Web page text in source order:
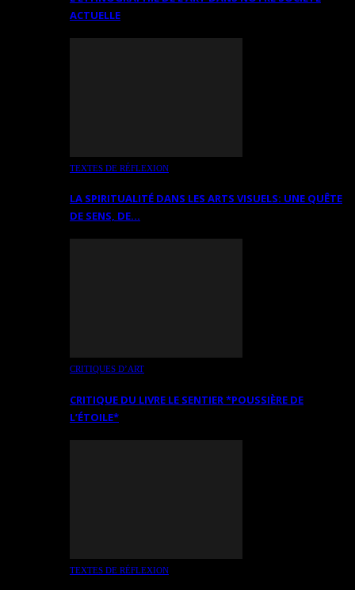
ACTUELLE
TEXTES DE RÉFLEXION
LA SPIRITUALITÉ DANS LES ARTS VISUELS: UNE QUÊTE
DE SENS, DE…
CRITIQUES D’ART
CRITIQUE DU LIVRE LE SENTIER *POUSSIÈRE DE
L’ÉTOILE*
TEXTES DE RÉFLEXION